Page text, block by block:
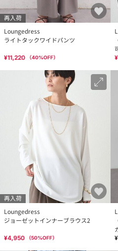
再入荷
Loungedress
ライトタックワイドパンツ
¥11,220 （40%OFF）
再入荷
Loungedress
ジョーゼットインナーブラウス2
¥4,950 （50%OFF）